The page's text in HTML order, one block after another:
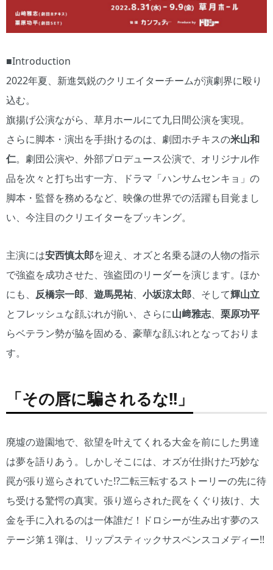
■Introduction
2022年夏、新進気鋭のクリエイターチームが演劇界に殴り
込む。
旗揚げ公演ながら、草月ホールにて九日間公演を実現。
さらに脚本・演出を手掛けるのは、劇団ホチキスの米山和
仁。劇団公演や、外部プロデュース公演で、オリジナル作
品を次々と打ち出す一方、ドラマ「ハンサムセンキョ」の
脚本・監督を務めるなど、映像の世界での活躍も目覚まし
い、今注目のクリエイターをブッキング。
主演には安西慎太郎を迎え、オズと名乗る謎の人物の指示
で強盗を成功させた、強盗団のリーダーを演じます。ほか
にも、 反橋宗一郎、 遊馬晃祐、 小坂涼太郎、そして輝山立
とフレッシュな顔ぶれが揃い、さらに山﨑雅志、 栗原功平
らベテラン勢が脇を固める、豪華な顔ぶれとなっておりま
す。
「その唇に騙されるな!!」
廃墟の遊園地で、欲望を叶えてくれる大金を前にした男達
は夢を語りあう。しかしそこには、オズが仕掛けた巧妙な
罠が張り巡らされていた!?二転三転するストーリーの先に待
ち受ける驚愕の真実。張り巡らされた罠をくぐり抜け、大
金を手に入れるのは一体誰だ！ドロシーが生み出す夢のス
テージ第１弾は、リップスティックサスペンスコメディー!!